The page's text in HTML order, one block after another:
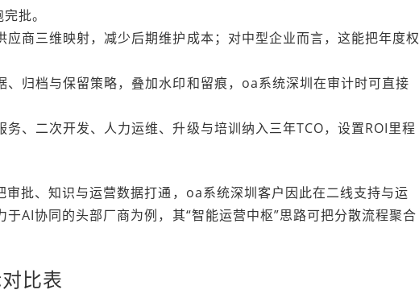
批。
商三维映射，减少后期维护成本；对中型企业而言，这能把年度权
归档与保留策略，叠加水印和留痕，oa系统深圳在审计时可直接
、二次开发、人力运维、升级与培训纳入三年TCO，设置ROI里程
批、知识与运营数据打通，oa系统深圳客户因此在二线支持与运
AI协同的头部厂商为例，其“智能运营中枢”思路可把分散流程聚合
比表